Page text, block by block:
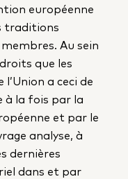
européenne
traditions
Au sein
que les
a ceci de
à la fois par la
et par le
analyse, à
dernières
dans et par